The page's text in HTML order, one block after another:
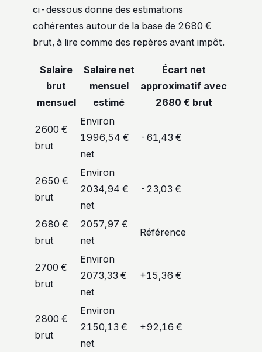
ci-dessous donne des estimations
cohérentes autour de la base de 2680 €
brut, à lire comme des repères avant impôt.
Salaire
brut
mensuel
Salaire net
mensuel
estimé
Écart net
approximatif avec
2680 € brut
2600 €
brut
Environ
1996,54 €
net
-61,43 €
2650 €
brut
Environ
2034,94 €
net
-23,03 €
2680 €
brut
2057,97 €
net
Référence
2700 €
brut
Environ
2073,33 €
net
+15,36 €
2800 €
brut
Environ
2150,13 €
net
+92,16 €